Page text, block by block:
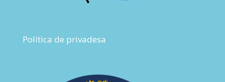
Política de privadesa